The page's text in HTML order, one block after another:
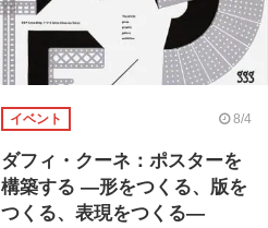
イベント 8/4
ダフィ・クーネ：ポスターを
構築する ―形をつくる、版を
つくる、表現をつくる―